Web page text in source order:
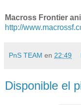
Macross Frontier
http://
PnS TEAM en 22:49
Disponible el